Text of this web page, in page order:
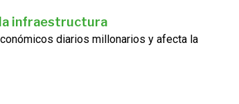
infraestructura
diarios millonarios y afecta la